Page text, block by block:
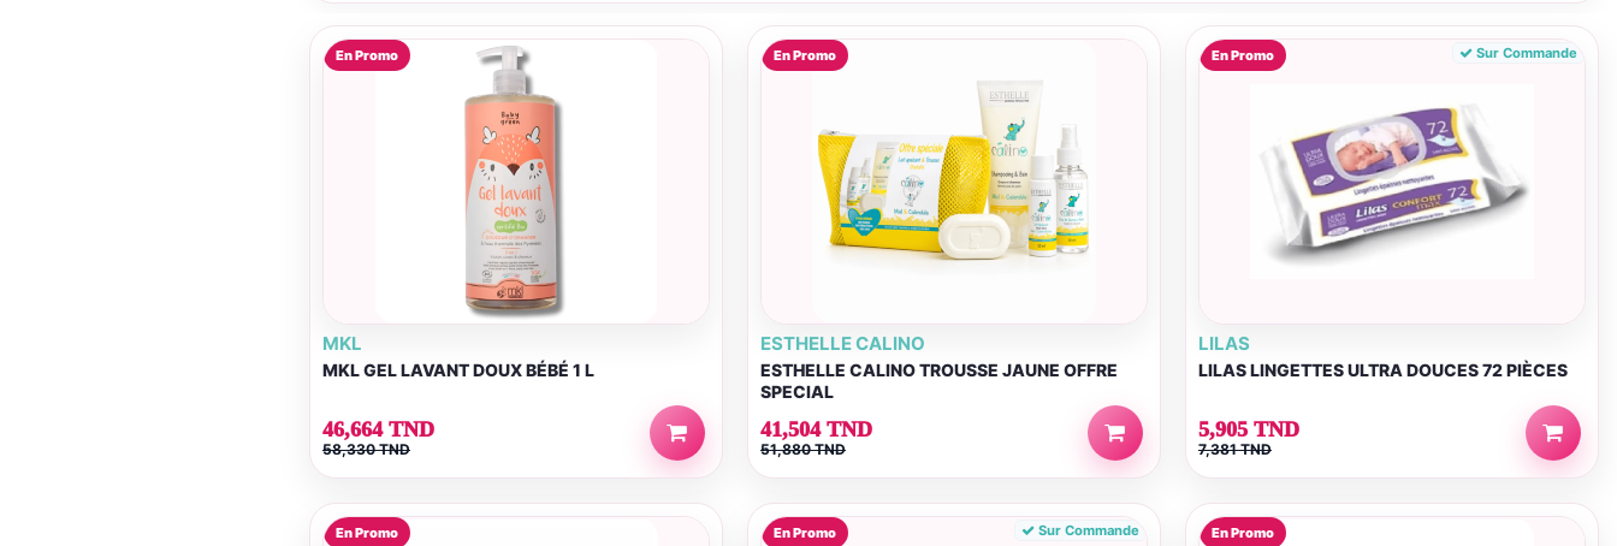
En Promo
MKL
MKL GEL LAVANT DOUX BÉBÉ 1 L
46,664 TND
58,330 TND
En Promo
ESTHELLE CALINO
ESTHELLE CALINO TROUSSE JAUNE OFFRE
SPECIAL
41,504 TND
51,880 TND
En Promo Sur Commande
LILAS
LILAS LINGETTES ULTRA DOUCES 72 PIÈCES
5,905 TND
7,381 TND
En Promo En Promo Sur Commande En Promo